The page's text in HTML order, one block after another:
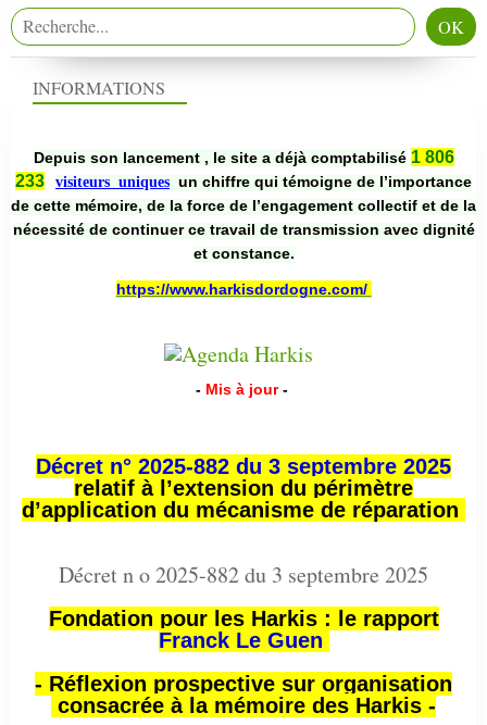
INFORMATIONS
Depuis son lancement , le site a déjà comptabilisé 1 806
233
visiteurs uniques un chiffre qui témoigne de l’importance
de cette mémoire, de la force de l’engagement collectif et de la
nécessité de continuer ce travail de transmission avec dignité
et constance.
https://www.harkisdordogne.com/
- Mis à jour -
Décret n° 2025-882 du 3 septembre 2025
relatif à l’extension du périmètre
d’application du mécanisme de réparation
Décret n o 2025-882 du 3 septembre 2025
Fondation pour les Harkis : le rapport
Franck Le Guen
- Réflexion prospective sur organisation
consacrée à la mémoire des Harkis -